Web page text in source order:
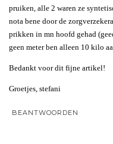
pruiken, alle 2 waren ze
nota bene door de
prikken in mn hoofd gehad
geen meter ben alleen 10 kilo
Bedankt voor dit fijne artikel!
Groetjes, stefani
BEANTWOORDEN